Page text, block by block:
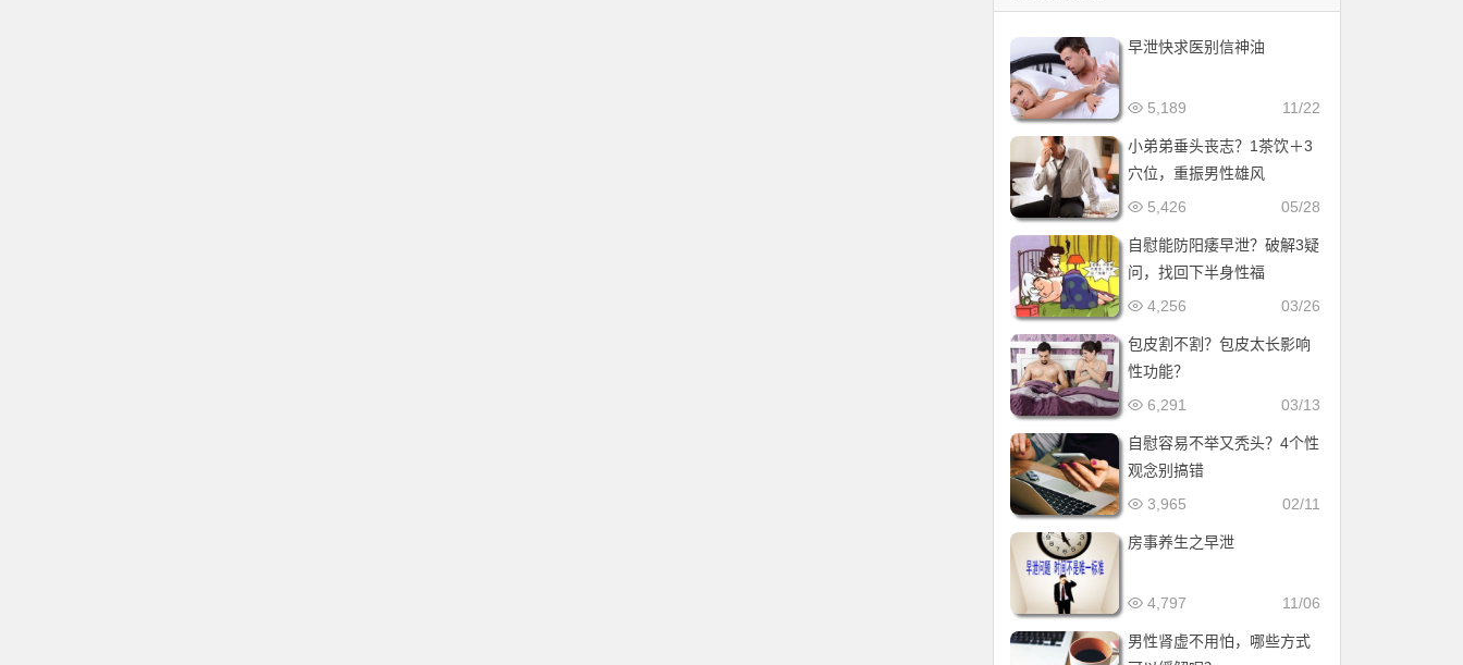
早泄快求医别信神油
11/22
5,189
小弟弟垂头丧志？1茶饮＋3
穴位，重振男性雄风
05/28
5,426
自慰能防阳痿早泄？破解3疑
问，找回下半身性福
03/26
4,256
包皮割不割？包皮太长影响
性功能？
03/13
6,291
自慰容易不举又秃头？4个性
观念别搞错
02/11
3,965
房事养生之早泄
11/06
4,797
男性肾虚不用怕，哪些方式